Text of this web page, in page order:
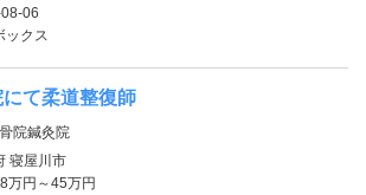
06
ックス
て柔道整復師
院鍼灸院
寝屋川市
万円～45万円